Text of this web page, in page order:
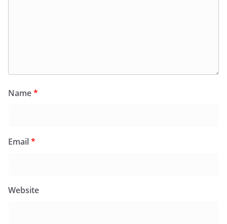
Name*
Email*
Website